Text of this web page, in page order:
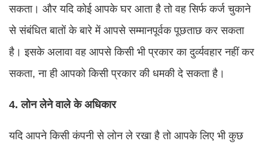
सकता। और यदि कोई आपके घर आता है तो वह सिर्फ कर्ज चुकाने
से संबंधित बातों के बारे में आपसे सम्मानपूर्वक पूछताछ कर सकता
है। इसके अलावा वह आपसे किसी भी प्रकार का दुर्व्यवहार नहीं कर
सकता, ना ही आपको किसी प्रकार की धमकी दे सकता है।
4. लोन लेने वाले के अधिकार
यदि आपने किसी कंपनी से लोन ले रखा है तो आपके लिए भी कुछ